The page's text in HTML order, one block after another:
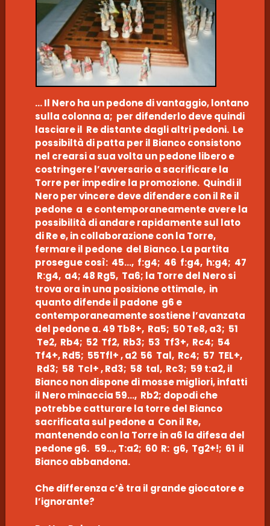
… Il Nero ha un pedone di vantaggio, lontano
sulla colonna a; per difenderlo deve quindi
lasciare il Re distante dagli altri pedoni. Le
possibiltà di patta per il Bianco consistono
nel crearsi a sua volta un pedone libero e
costringere l’avversario a sacrificare la
Torre per impedire la promozione. Quindi il
Nero per vincere deve difendere con il Re il
pedone a e contemporaneamente avere la
possibilità di andare rapidamente sul lato
di Re e, in collaborazione con la Torre,
fermare il pedone del Bianco. La partita
prosegue così: 45…, f:g4; 46 f:g4, h:g4; 47
R:g4, a4; 48 Rg5, Ta6; la Torre del Nero si
trova ora in una posizione ottimale, in
quanto difende il padone g6 e
contemporaneamente sostiene l’avanzata
del pedone a. 49 Tb8+, Ra5; 50 Te8, a3; 51
Te2, Rb4; 52 Tf2, Rb3; 53 Tf3+, Rc4; 54
Tf4+, Rd5; 55Tfl+ , a2 56 Tal, Rc4; 57 TEL+,
Rd3; 58 Tcl+ , Rd3; 58 tal, Rc3; 59 t:a2, il
Bianco non dispone di mosse migliori, infatti
il Nero minaccia 59…, Rb2; dopodi che
potrebbe catturare la torre del Bianco
sacrificata sul pedone a Con il Re,
mantenendo con la Torre in a6 la difesa del
pedone g6. 59…, T:a2; 60 R: g6, Tg2+!; 61 il
Bianco abbandona.
Che differenza c’è tra il grande giocatore e
l’ignorante?